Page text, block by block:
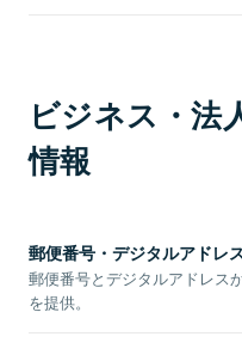
ビジネス・法
情報
郵便番号・デジタルアドレ
郵便番号とデジタルアドレス
を提供。